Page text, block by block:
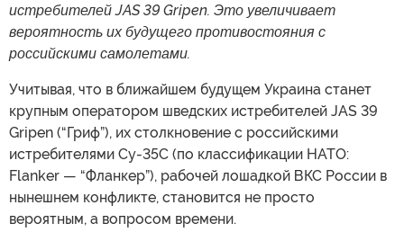
истребителей JAS 39 Gripen. Это увеличивает
вероятность их будущего противостояния с
российскими самолетами.
Учитывая, что в ближайшем будущем Украина станет
крупным оператором шведских истребителей JAS 39
Gripen (“Гриф”), их столкновение с российскими
истребителями Су-35С (по классификации НАТО:
Flanker — “Фланкер”), рабочей лошадкой ВКС России в
нынешнем конфликте, становится не просто
вероятным, а вопросом времени.